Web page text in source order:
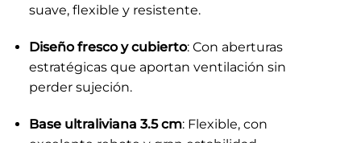
suave, flexible y resistente.
Diseño fresco y cubierto: Con aberturas
estratégicas que aportan ventilación sin
perder sujeción.
Base ultraliviana 3.5 cm: Flexible, con